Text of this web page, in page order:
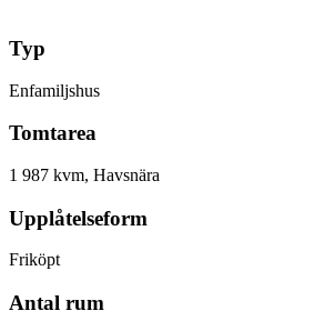
Typ
Enfamiljshus
Tomtarea
1 987 kvm, Havsnära
Upplåtelseform
Friköpt
Antal rum